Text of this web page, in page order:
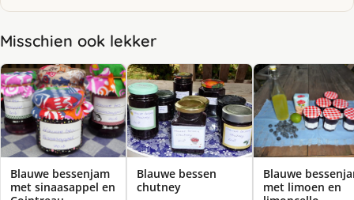
Misschien ook lekker
Blauwe bessenjam
met sinaasappel en
Blauwe bessen
chutney
Blauwe
met limoen en